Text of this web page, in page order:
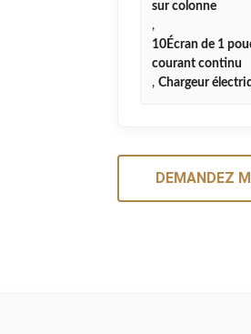
sur colonne
,
10Écran de 1
courant continu
, Chargeur
DEMANDEZ